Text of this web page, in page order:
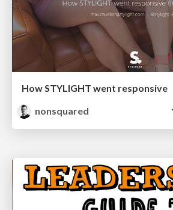
How STYLIGHT went responsive
nonsquared